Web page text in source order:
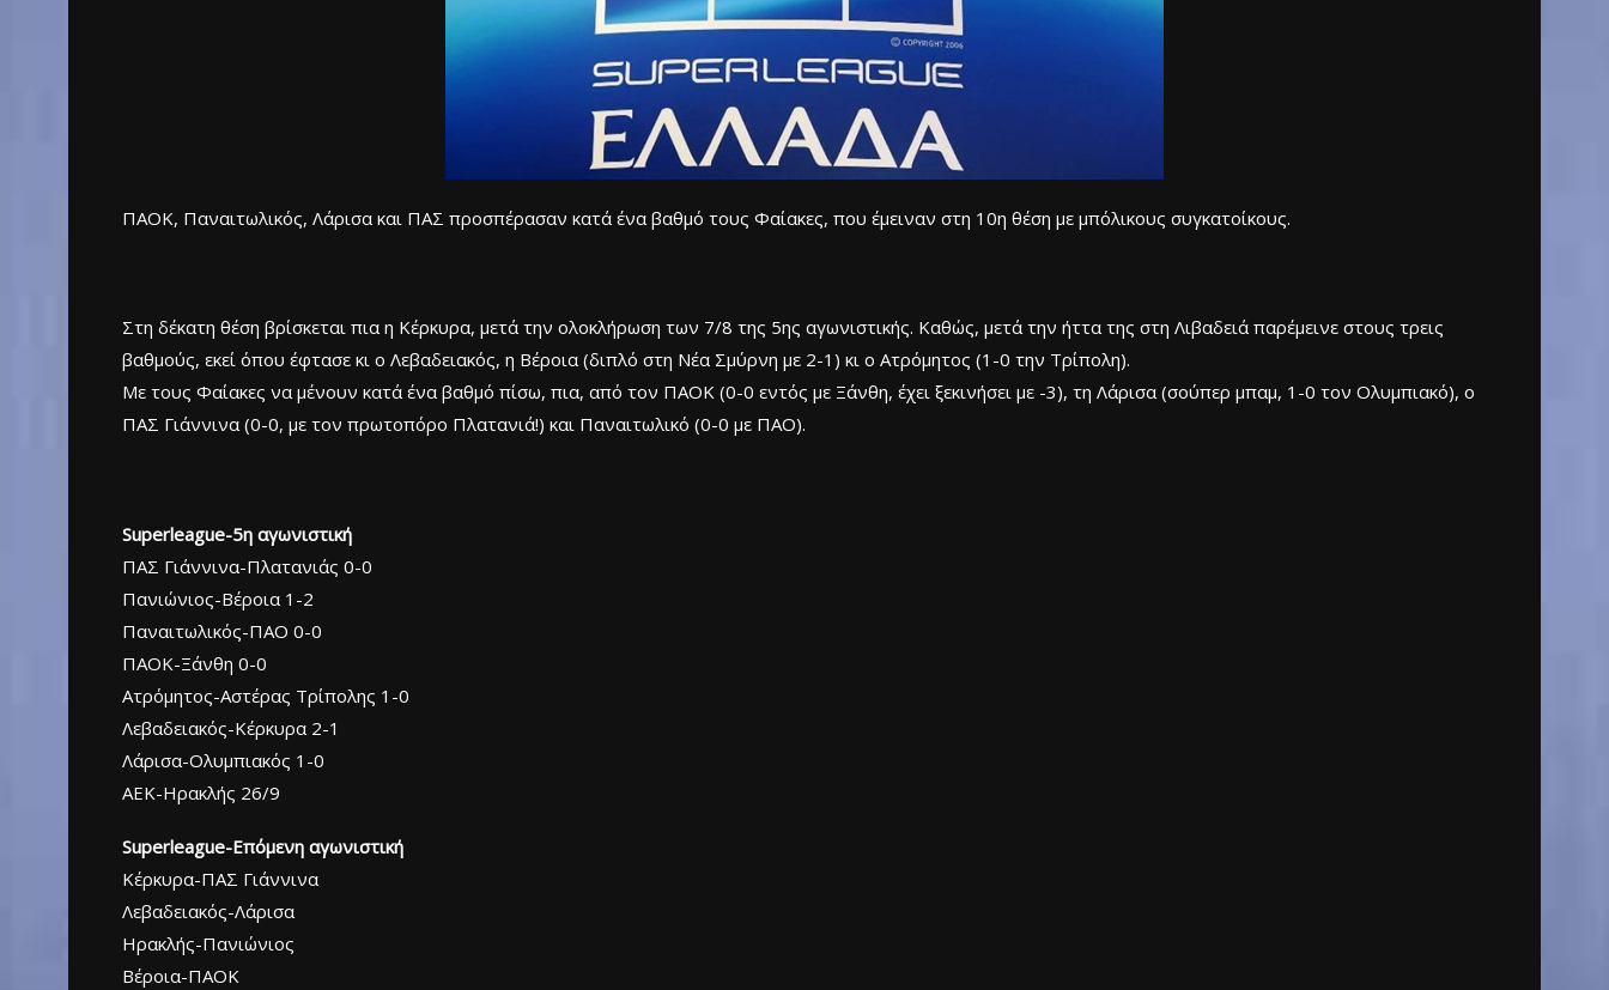
ΠΑΟΚ, Παναιτωλικός, Λάρισα και ΠΑΣ προσπέρασαν κατά ένα βαθμό τους Φαίακες, που έμειναν στη 10η θέση με μπόλικους συγκατοίκους.
Στη δέκατη θέση βρίσκεται πια η Κέρκυρα, μετά την ολοκλήρωση των 7/8 της 5ης αγωνιστικής. Καθώς, μετά την ήττα της στη Λιβαδειά παρέμεινε στους τρεις
βαθμούς, εκεί όπου έφτασε κι ο Λεβαδειακός, η Βέροια (διπλό στη Νέα Σμύρνη με 2-1) κι ο Ατρόμητος (1-0 την Τρίπολη).
Με τους Φαίακες να μένουν κατά ένα βαθμό πίσω, πια, από τον ΠΑΟΚ (0-0 εντός με Ξάνθη, έχει ξεκινήσει με -3), τη Λάρισα (σούπερ μπαμ, 1-0 τον Ολυμπιακό), ο
ΠΑΣ Γιάννινα (0-0, με τον πρωτοπόρο Πλατανιά!) και Παναιτωλικό (0-0 με ΠΑΟ).
Superleague-5η αγωνιστική
ΠΑΣ Γιάννινα-Πλατανιάς 0-0
Πανιώνιος-Βέροια 1-2
Παναιτωλικός-ΠΑΟ 0-0
ΠΑΟΚ-Ξάνθη 0-0
Ατρόμητος-Αστέρας Τρίπολης 1-0
Λεβαδειακός-Κέρκυρα 2-1
Λάρισα-Ολυμπιακός 1-0
ΑΕΚ-Ηρακλής 26/9
Superleague-Επόμενη αγωνιστική
Κέρκυρα-ΠΑΣ Γιάννινα
Λεβαδειακός-Λάρισα
Ηρακλής-Πανιώνιος
Βέροια-ΠΑΟΚ